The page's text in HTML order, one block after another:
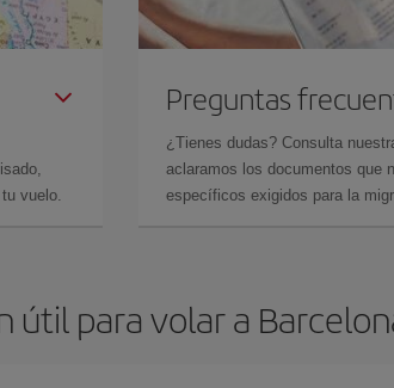
vuelo.
Preguntas
¿Tienes dudas? Consulta
aclaramos los documentos que
específicos exigidos para la
útil para volar a